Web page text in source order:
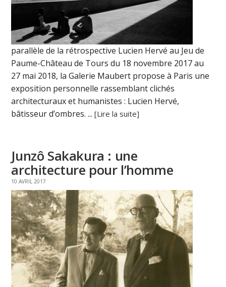
parallèle de la rétrospective Lucien Hervé au Jeu de
Paume-Château de Tours du 18 novembre 2017 au
27 mai 2018, la Galerie Maubert propose à Paris une
exposition personnelle rassemblant clichés
architecturaux et humanistes : Lucien Hervé,
bâtisseur d’ombres. ...[Lire la suite]
Junzô Sakakura : une
architecture pour l’homme
10 AVRIL 2017